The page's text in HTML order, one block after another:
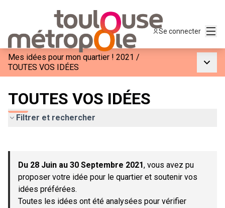
Se connecter
Mes idées pour mon quartier ! 2021 /
TOUTES VOS IDÉES
TOUTES VOS IDÉES
Filtrer et rechercher
−
Du 28 Juin au 30 Septembre 2021, vous avez pu
proposer votre idée pour le quartier et soutenir vos
idées préférées.
Toutes les idées ont été analysées pour vérifier